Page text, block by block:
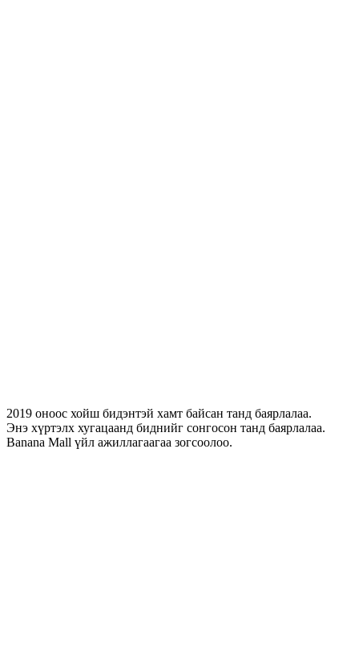
2019 оноос хойш бидэнтэй хамт байсан танд баярлалаа.
Энэ хүртэлх хугацаанд биднийг сонгосон танд баярлалаа.
Banana Mall үйл ажиллагаагаа зогсоолоо.